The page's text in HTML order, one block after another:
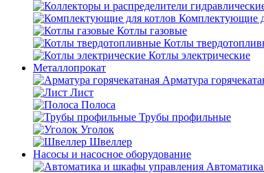
Комплектующие
Котлы газовые
Котлы
Котлы электрические
Металлопрокат
Арматура
Лист
Полоса
Трубы профильные
Уголок
Швеллер
Насосы и насосное оборудование